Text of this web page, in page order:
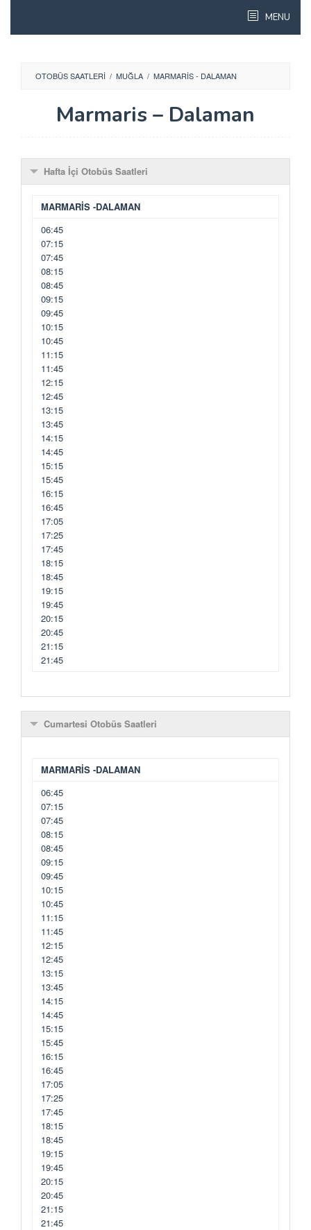
content
MENU
OTOBÜS SAATLERI / MUĞLA / MARMARIS - DALAMAN
Marmaris – Dalaman
Hafta İçi Otobüs Saatleri
MARMARİS -DALAMAN
06:45
07:15
07:45
08:15
08:45
09:15
09:45
10:15
10:45
11:15
11:45
12:15
12:45
13:15
13:45
14:15
14:45
15:15
15:45
16:15
16:45
17:05
17:25
17:45
18:15
18:45
19:15
19:45
20:15
20:45
21:15
21:45
Cumartesi Otobüs Saatleri
MARMARİS -DALAMAN
06:45
07:15
07:45
08:15
08:45
09:15
09:45
10:15
10:45
11:15
11:45
12:15
12:45
13:15
13:45
14:15
14:45
15:15
15:45
16:15
16:45
17:05
17:25
17:45
18:15
18:45
19:15
19:45
20:15
20:45
21:15
21:45